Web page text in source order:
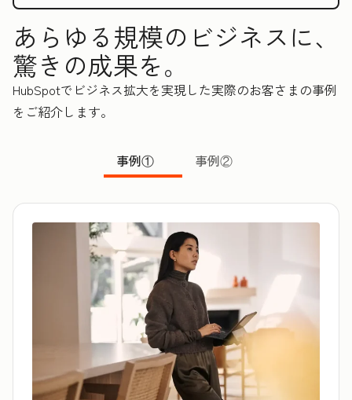
あらゆる規模のビジネスに、
驚きの成果を。
HubSpotでビジネス拡大を実現した実際のお客さまの事例
をご紹介します。
事例① 事例②